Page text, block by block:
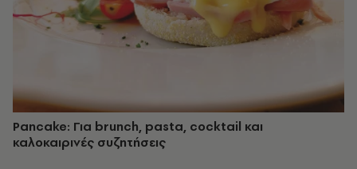
Pancake: Για brunch, pasta, cocktail και
καλοκαιρινές συζητήσεις